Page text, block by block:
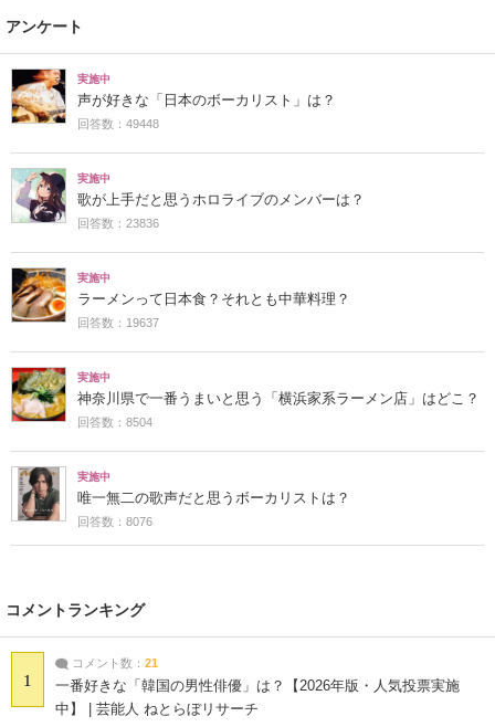
アンケート
実施中
声が好きな「日本のボーカリスト」は？
回答数：49448
実施中
歌が上手だと思うホロライブのメンバーは？
回答数：23836
実施中
ラーメンって日本食？それとも中華料理？
回答数：19637
実施中
神奈川県で一番うまいと思う「横浜家系ラーメン店」はどこ？
回答数：8504
実施中
唯一無二の歌声だと思うボーカリストは？
回答数：8076
コメントランキング
1
コメント数： 21
一番好きな「韓国の男性俳優」は？【2026年版・人気投票実施
中】 | 芸能人 ねとらぼリサーチ